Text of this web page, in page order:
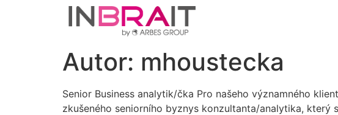
Autor: mhoustecka
Senior Business analytik/čka Pro našeho významného
zkušeného seniorního byznys konzultanta/analytika,